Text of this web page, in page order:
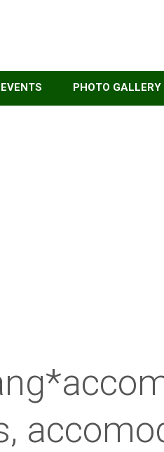
EVENTS PHOTO GALLERY